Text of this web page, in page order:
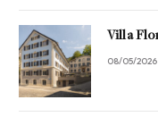
Villa
08/05/2026